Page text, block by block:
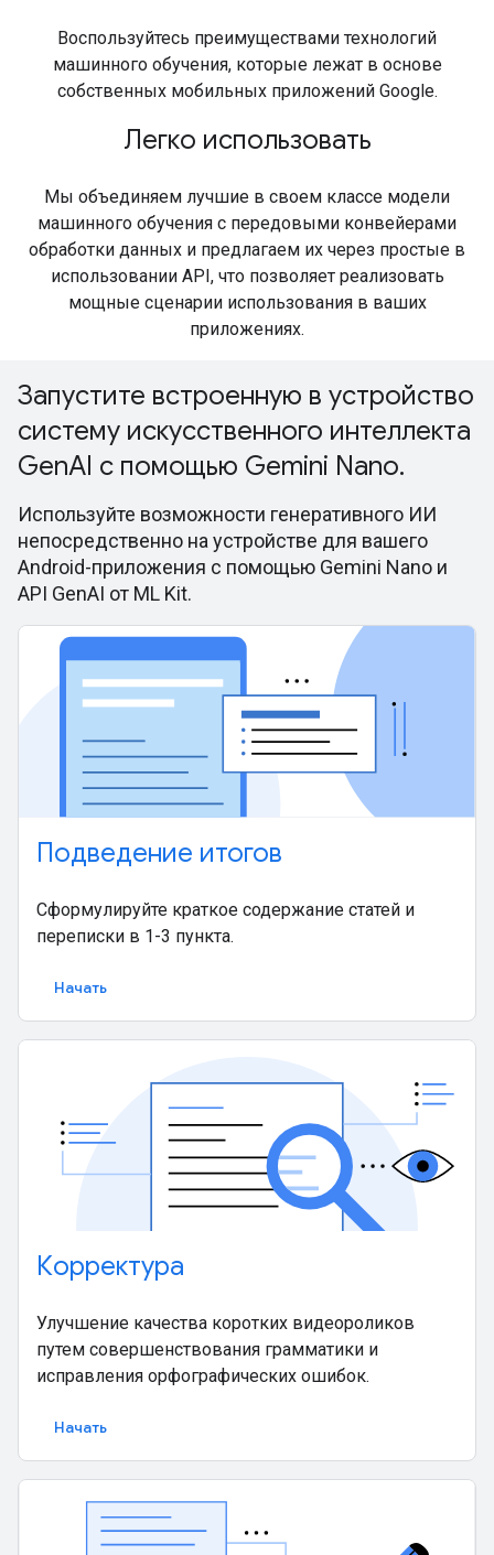
Воспользуйтесь преимуществами технологий
машинного обучения, которые лежат в основе
собственных мобильных приложений Google.
Легко использовать
Мы объединяем лучшие в своем классе модели
машинного обучения с передовыми конвейерами
обработки данных и предлагаем их через простые в
использовании API, что позволяет реализовать
мощные сценарии использования в ваших
приложениях.
Запустите встроенную в устройство
систему искусственного интеллекта
GenAI с помощью Gemini Nano.
Используйте возможности генеративного ИИ
непосредственно на устройстве для вашего
Android-приложения с помощью Gemini Nano и
API GenAI от ML Kit.
Подведение итогов
Сформулируйте краткое содержание статей и
переписки в 1-3 пункта.
Начать
Корректура
Улучшение качества коротких видеороликов
путем совершенствования грамматики и
исправления орфографических ошибок.
Начать